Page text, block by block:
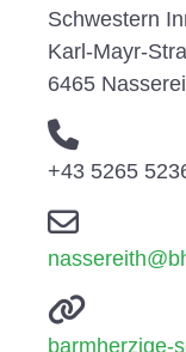
Schwestern
Karl-Mayr-
6465
+43 5265
barmherzige-